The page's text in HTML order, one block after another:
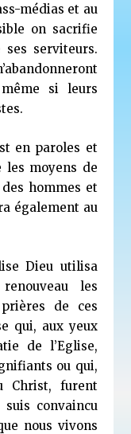
médias et au
on sacrifie
serviteurs.
si leurs
en paroles et
les moyens de
hommes et
également au
Dieu utilisa
les
de ces
qui, aux yeux
de l’Eglise,
ou qui,
Christ, furent
convaincu
nous vivons